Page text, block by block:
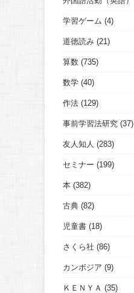
学習ゲーム (4)
道徳読み (21)
算数 (735)
数学 (40)
作法 (129)
事前学習法研究 (37)
友人知人 (283)
セミナー (199)
本 (382)
古典 (82)
児童書 (18)
さくら社 (86)
カンボジア (9)
ＫＥＮＹＡ (35)